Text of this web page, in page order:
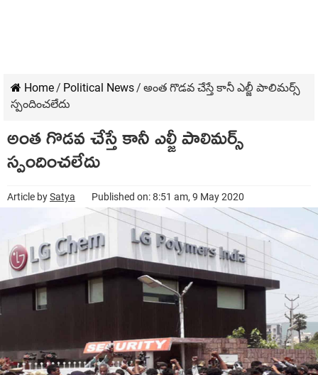
Home/ Political News/ అంత గొడవ చేస్తే కానీ ఎల్జీ పాలిమర్స్
స్పందించలేదు
అంత గొడవ చేస్తే కానీ ఎల్జీ పాలిమర్స్
స్పందించలేదు
Article bySatya Published on: 8:51 am, 9 May 2020